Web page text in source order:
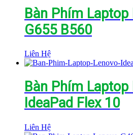
Bàn Phím
G655 B560
Liên Hệ
Bàn Phím Laptop
IdeaPad Flex 10
Liên Hệ